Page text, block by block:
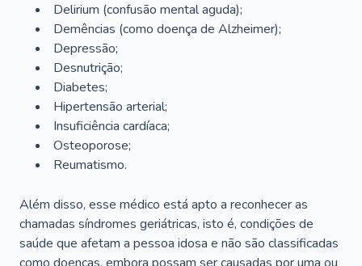
Delirium (confusão mental aguda);
Demências (como doença de Alzheimer);
Depressão;
Desnutrição;
Diabetes;
Hipertensão arterial;
Insuficiência cardíaca;
Osteoporose;
Reumatismo.
Além disso, esse médico está apto a reconhecer as
chamadas síndromes geriátricas, isto é, condições de
saúde que afetam a pessoa idosa e não são classificadas